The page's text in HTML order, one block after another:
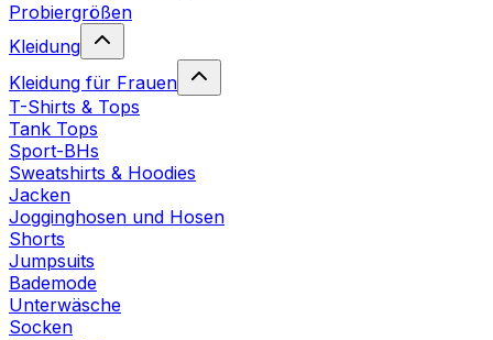
Probiergrößen
Kleidung
Kleidung für Frauen
T-Shirts & Tops
Tank Tops
Sport-BHs
Sweatshirts & Hoodies
Jacken
Jogginghosen und Hosen
Shorts
Jumpsuits
Bademode
Unterwäsche
Socken